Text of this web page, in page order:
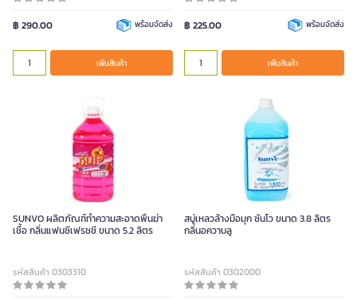
฿ 290.00 พร้อมจัดส่ง
เพิ่มสินค้า
฿ 225.00 พร้อมจัดส่ง
เพิ่มสินค้า
SUNVO ผลิตภัณฑ์ทำความสะอาดพื้นฆ่า
เชื้อ กลิ่นแฟนซีเฟรชชี ขนาด 5.2 ลิตร
รหัสสินค้า 0303310
สบู่เหลวล้างมือมุก ซันโว ขนาด 3.8 ลิตร
กลิ่นอควาบลู
รหัสสินค้า 0302000